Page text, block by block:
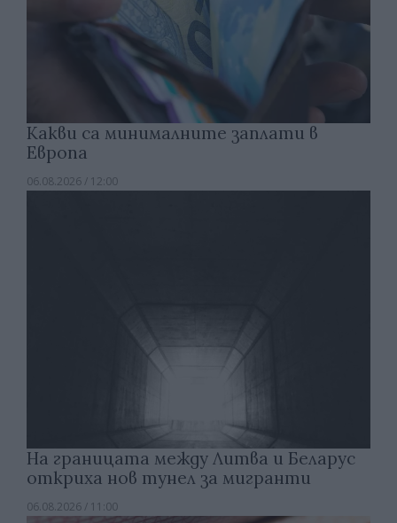
Какви са минималните заплати в
Европа
06.08.2026 / 12:00
На границата между Литва и Беларус
откриха нов тунел за мигранти
06.08.2026 / 11:00